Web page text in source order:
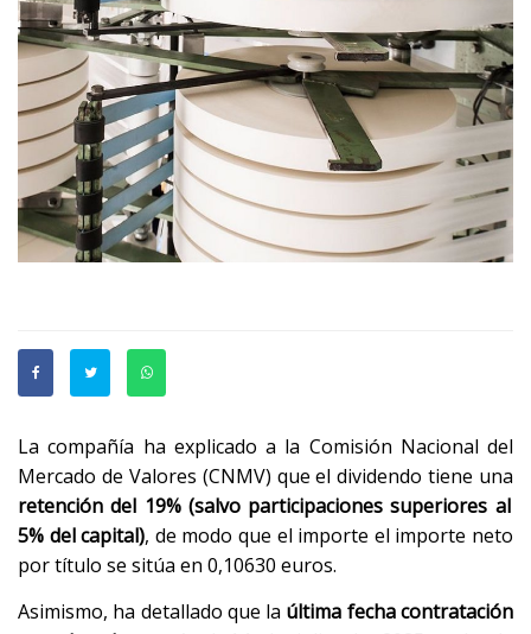
La compañía ha explicado a la Comisión Nacional del
Mercado de Valores (CNMV) que el dividendo tiene una
retención del 19% (salvo participaciones superiores al
5% del capital), de modo que el importe el importe neto
por título se sitúa en 0,10630 euros.
Asimismo, ha detallado que la última fecha contratación